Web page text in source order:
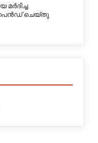
മർദിച്ച
ചെയ്തു